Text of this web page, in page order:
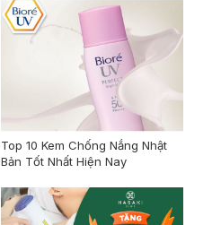
Top 10 Kem Chống Nắng Nhật
Bản Tốt Nhất Hiện Nay